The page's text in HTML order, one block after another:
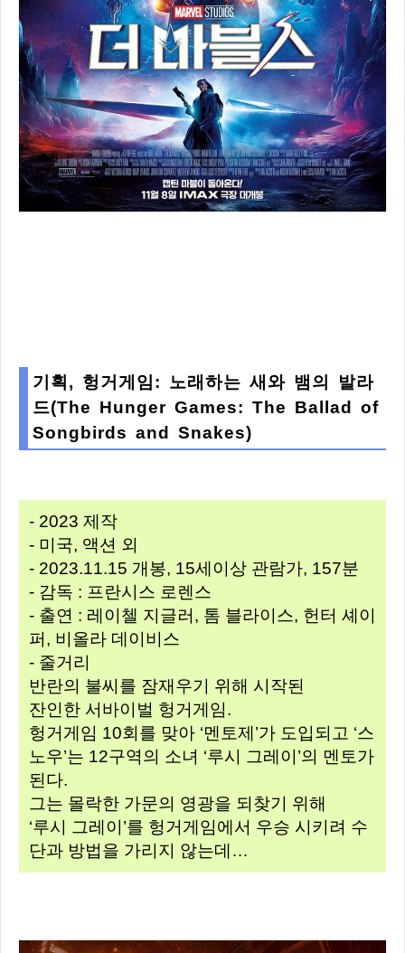
기획, 헝거게임: 노래하는 새와 뱀의 발라
드(The Hunger Games: The Ballad of
Songbirds and Snakes)
- 2023 제작
- 미국, 액션 외
- 2023.11.15 개봉, 15세이상 관람가, 157분
- 감독 : 프란시스 로렌스
- 출연 : 레이첼 지글러, 톰 블라이스, 헌터 셰이
퍼, 비올라 데이비스
- 줄거리
반란의 불씨를 잠재우기 위해 시작된
잔인한 서바이벌 헝거게임.
헝거게임 10회를 맞아 ‘멘토제’가 도입되고 ‘스
노우’는 12구역의 소녀 ‘루시 그레이’의 멘토가
된다.
그는 몰락한 가문의 영광을 되찾기 위해
‘루시 그레이’를 헝거게임에서 우승 시키려 수
단과 방법을 가리지 않는데…